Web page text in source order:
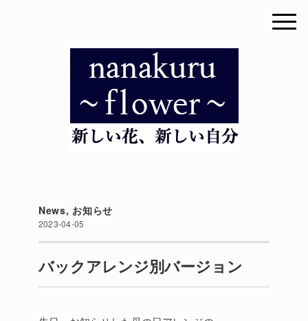
News, お知らせ
2023-04-05
バックアレンジ別バージョン